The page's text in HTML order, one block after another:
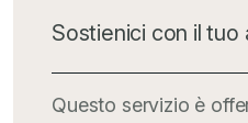
Sostienici con il tuo
Questo servizio è